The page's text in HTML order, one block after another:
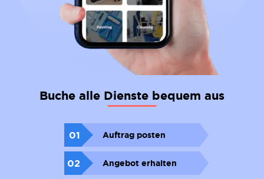
Buche alle Dienste bequem aus
01 Auftrag posten
02 Angebot erhalten